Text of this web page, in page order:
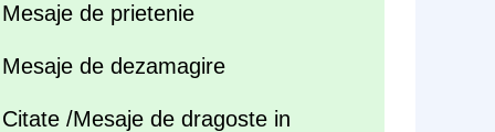
Mesaje de prietenie
Mesaje de dezamagire
Citate /Mesaje de dragoste in